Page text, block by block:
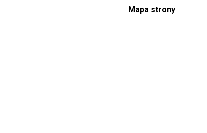
Mapa strony